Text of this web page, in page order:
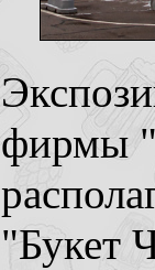
фирмы
"Букет